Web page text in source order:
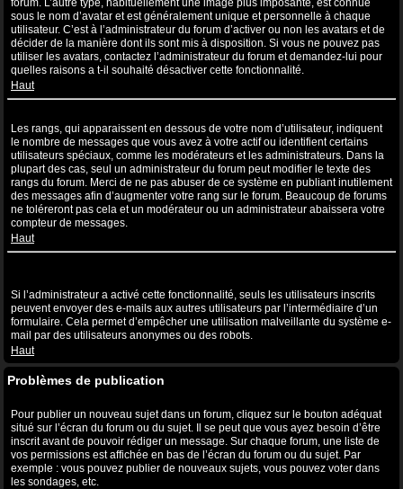
forum. L’autre type, habituellement une image plus imposante, est connue
sous le nom d’avatar et est généralement unique et personnelle à chaque
utilisateur. C’est à l’administrateur du forum d’activer ou non les avatars et de
décider de la manière dont ils sont mis à disposition. Si vous ne pouvez pas
utiliser les avatars, contactez l’administrateur du forum et demandez-lui pour
quelles raisons a t-il souhaité désactiver cette fonctionnalité.
Haut
Les rangs, qui apparaissent en dessous de votre nom d’utilisateur, indiquent
le nombre de messages que vous avez à votre actif ou identifient certains
utilisateurs spéciaux, comme les modérateurs et les administrateurs. Dans la
plupart des cas, seul un administrateur du forum peut modifier le texte des
rangs du forum. Merci de ne pas abuser de ce système en publiant inutilement
des messages afin d’augmenter votre rang sur le forum. Beaucoup de forums
ne toléreront pas cela et un modérateur ou un administrateur abaissera votre
compteur de messages.
Haut
Si l’administrateur a activé cette fonctionnalité, seuls les utilisateurs inscrits
peuvent envoyer des e-mails aux autres utilisateurs par l’intermédiaire d’un
formulaire. Cela permet d’empêcher une utilisation malveillante du système e-
mail par des utilisateurs anonymes ou des robots.
Haut
Problèmes de publication
Pour publier un nouveau sujet dans un forum, cliquez sur le bouton adéquat
situé sur l’écran du forum ou du sujet. Il se peut que vous ayez besoin d’être
inscrit avant de pouvoir rédiger un message. Sur chaque forum, une liste de
vos permissions est affichée en bas de l’écran du forum ou du sujet. Par
exemple : vous pouvez publier de nouveaux sujets, vous pouvez voter dans
les sondages, etc.